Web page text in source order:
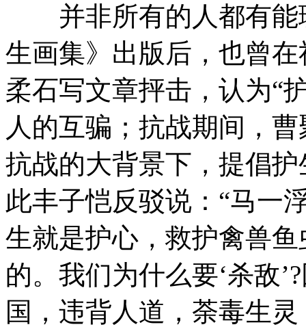
并非所有的人都有能
生画集》出版后，也曾
柔石写文章抨击，认为“
人的互骗；抗战期间，
抗战的大背景下，提倡
此丰子恺反驳说：“马一
生就是护心，救护禽兽
的。我们为什么要‘杀敌
国，违背人道，荼毒生